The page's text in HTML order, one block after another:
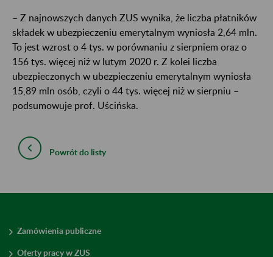
– Z najnowszych danych ZUS wynika, że liczba płatników
składek w ubezpieczeniu emerytalnym wyniosła 2,64 mln.
To jest wzrost o 4 tys. w porównaniu z sierpniem oraz o
156 tys. więcej niż w lutym 2020 r. Z kolei liczba
ubezpieczonych w ubezpieczeniu emerytalnym wyniosła
15,89 mln osób, czyli o 44 tys. więcej niż w sierpniu –
podsumowuje prof. Uścińska.
Powrót do listy
Zamówienia publiczne
Oferty pracy w ZUS